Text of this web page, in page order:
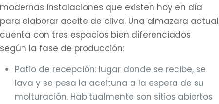
modernas instalaciones que existen hoy en día
para elaborar aceite de oliva. Una almazara actual
cuenta con tres espacios bien diferenciados
según la fase de producción:
Patio de recepción: lugar donde se recibe, se
lava y se pesa la aceituna a la espera de su
molturación. Habitualmente son sitios abiertos